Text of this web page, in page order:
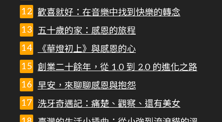
歡喜就好：在音樂中找到快樂的轉念
五十歲的家：感恩的旅程
《華燈初上》與感恩的心
創業二十餘年，從 1.0 到 2.0 的進化之路
早安，來聊聊感恩與抱怨
洗牙奇遇記：痛楚、觀察、還有美女